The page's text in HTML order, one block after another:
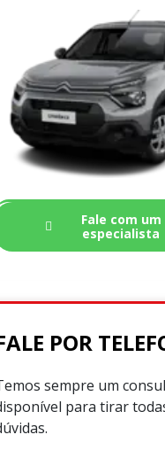
Fale com um
especialista
POR
sempre um
para tirar